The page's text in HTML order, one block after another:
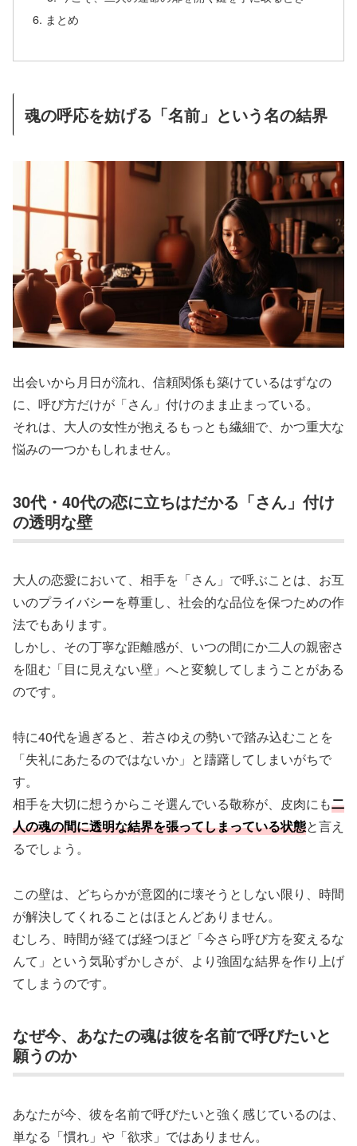
まとめ
魂の呼応を妨げる「名前」という名の結界
出会いから月日が流れ、信頼関係も築けているはずなの
に、呼び方だけが「さん」付けのまま止まっている。
それは、大人の女性が抱えるもっとも繊細で、かつ重大な
悩みの一つかもしれません。
30代・40代の恋に立ちはだかる「さん」付け
の透明な壁
大人の恋愛において、相手を「さん」で呼ぶことは、お互
いのプライバシーを尊重し、社会的な品位を保つための作
法でもあります。
しかし、その丁寧な距離感が、いつの間にか二人の親密さ
を阻む「目に見えない壁」へと変貌してしまうことがある
のです。
特に40代を過ぎると、若さゆえの勢いで踏み込むことを
「失礼にあたるのではないか」と躊躇してしまいがちで
す。
相手を大切に想うからこそ選んでいる敬称が、皮肉にも二
人の魂の間に透明な結界を張ってしまっている状態と言え
るでしょう。
この壁は、どちらかが意図的に壊そうとしない限り、時間
が解決してくれることはほとんどありません。
むしろ、時間が経てば経つほど「今さら呼び方を変えるな
んて」という気恥ずかしさが、より強固な結界を作り上げ
てしまうのです。
なぜ今、あなたの魂は彼を名前で呼びたいと
願うのか
あなたが今、彼を名前で呼びたいと強く感じているのは、
単なる「慣れ」や「欲求」ではありません。